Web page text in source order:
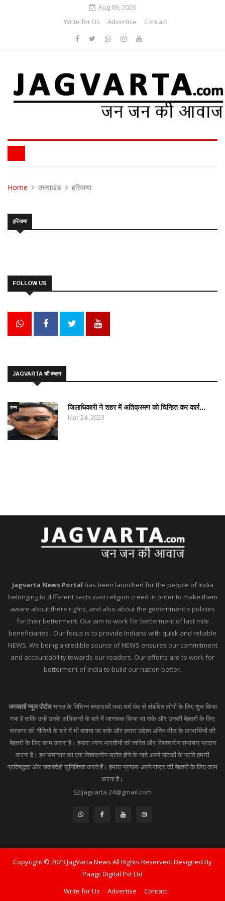
Aug 09, 2026
Write for Us
Advertise Contact
Home उत्तराखंड हरियाणा
हरियाणा
FOLLOW US
JAGVARTA की कलम
राज्य जिलाधिकारी ने शहर में अतिक्रमण को चिन्हित कर कार्र...
Mar 24, 2023
Jagvarta News Portal has been launched for the people of India
belonging to different sects cast religion creed in order to make them
aware about there rights, and also about the government's policies
for their betterment. Our aim to work for betterment of last mile
beneficiaries . Our focus is to provide Indians with quick and reliable
NEWS. We being a credible source of NEWS ensures our commitment
and accountability towards our readers. Our efforts are to work for
betterment of India to build our nation better.
जगवार्ता न्यूज पोर्टलभारत के विभिन्न संप्रदायों तथा धर्म पंथ से संबंधित लोगों के लिए शुरू किया
गया है ताकि उन्हें उनके अधिकारों के बारे में जागरूक किया जा सके और उनकी बेहतरी के लिए
सरकार की नीतियों के बारे में भी बताया जा सके और हमारा उद्देश्य अंतिम मील के लाभार्थियों की
बेहतरी के लिए काम करना है। हमारा ध्यान भारतीयों को त्वरित और विश्वसनीय समाचार प्रदान
करना है। हम समाचार का एक विश्वसनीय स्रोत होने के नाते अपने पाठकों के प्रति हमारी
प्रतिबद्धता और जवाबदेही सुनिश्चित करते हैं। हमारा प्रयास अपने राष्ट्र की बेहतरी के लिए काम
करना है।
jagvarta.24@gmail.com
Copyright © 2023 JagVarta News All Rights Reserved. Designed By
Paagc Digital Pvt Ltd
Write for Us
Advertise Contact